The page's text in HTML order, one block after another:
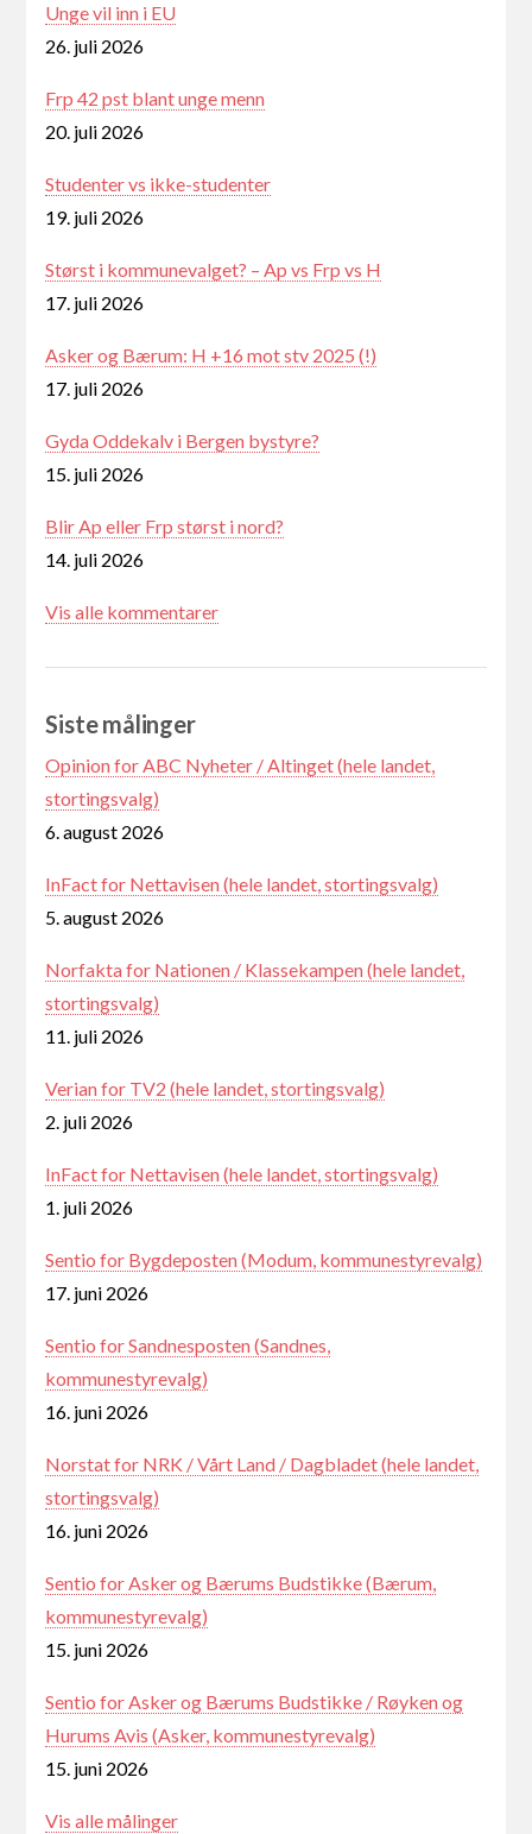
Unge vil inn i EU
26. juli 2026
Frp 42 pst blant unge menn
20. juli 2026
Studenter vs ikke-studenter
19. juli 2026
Størst i kommunevalget? – Ap vs Frp vs H
17. juli 2026
Asker og Bærum: H +16 mot stv 2025 (!)
17. juli 2026
Gyda Oddekalv i Bergen bystyre?
15. juli 2026
Blir Ap eller Frp størst i nord?
14. juli 2026
Vis alle kommentarer
Siste målinger
Opinion for ABC Nyheter / Altinget (hele landet,
stortingsvalg)
6. august 2026
InFact for Nettavisen (hele landet, stortingsvalg)
5. august 2026
Norfakta for Nationen / Klassekampen (hele landet,
stortingsvalg)
11. juli 2026
Verian for TV2 (hele landet, stortingsvalg)
2. juli 2026
InFact for Nettavisen (hele landet, stortingsvalg)
1. juli 2026
Sentio for Bygdeposten (Modum, kommunestyrevalg)
17. juni 2026
Sentio for Sandnesposten (Sandnes,
kommunestyrevalg)
16. juni 2026
Norstat for NRK / Vårt Land / Dagbladet (hele landet,
stortingsvalg)
16. juni 2026
Sentio for Asker og Bærums Budstikke (Bærum,
kommunestyrevalg)
15. juni 2026
Sentio for Asker og Bærums Budstikke / Røyken og
Hurums Avis (Asker, kommunestyrevalg)
15. juni 2026
Vis alle målinger